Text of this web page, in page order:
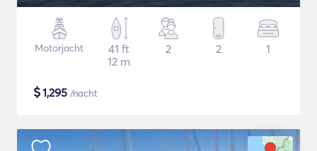
Motorjacht
41 ft
12 m
2 2 1
$1,295 /nacht